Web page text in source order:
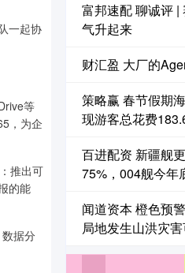
一起协
等
，为企
推出可
的能
据分
富邦速配 聊诚评 |
气升起来
财汇盈 大厂的
策略赢 春节假期
现游客总花费
百进配资 新疆舰
75%，004舰今年
闻道资本 橙色预
局地发生山洪灾